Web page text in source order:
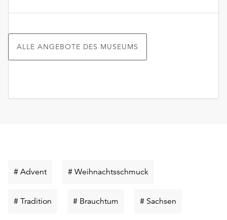
ALLE ANGEBOTE DES MUSEUMS
# AdventSchlüsselwort
# Weihnachtsschmuck
# Tradition Schlüsselwort
# Brauchtum Schlüsselwort
# Sachsen